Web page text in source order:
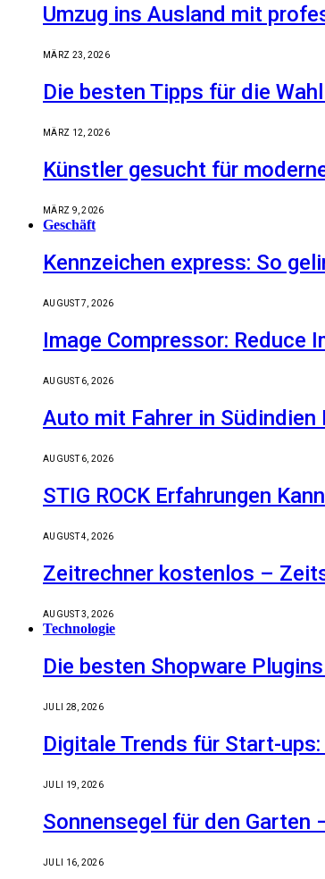
Umzug ins Ausland mit
MÄRZ 23, 2026
Die besten Tipps für die
MÄRZ 12, 2026
Künstler gesucht für
MÄRZ 9, 2026
Geschäft
Kennzeichen express: So
AUGUST 7, 2026
Image Compressor: Reduce
AUGUST 6, 2026
Auto mit Fahrer in
AUGUST 6, 2026
STIG ROCK Erfahrungen
AUGUST 4, 2026
Zeitrechner kostenlos –
AUGUST 3, 2026
Technologie
Die besten Shopware
JULI 28, 2026
Digitale Trends für Start-
JULI 19, 2026
Sonnensegel für den
JULI 16, 2026